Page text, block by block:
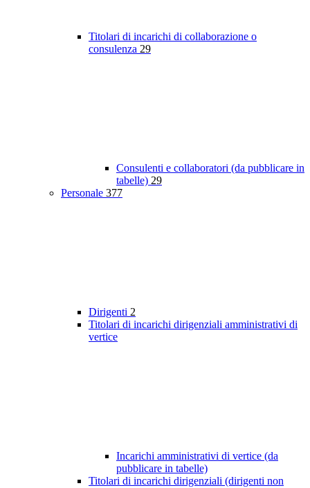
Titolari di incarichi di collaborazione o
consulenza 29
Consulenti e collaboratori (da pubblicare in
tabelle) 29
Personale 377
Dirigenti 2
Titolari di incarichi dirigenziali amministrativi di
vertice
Incarichi amministrativi di vertice (da
pubblicare in tabelle)
Titolari di incarichi dirigenziali (dirigenti non